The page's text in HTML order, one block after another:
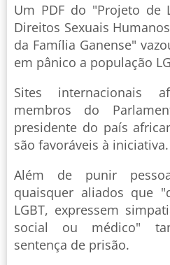
Um PDF do "Projeto de
Direitos Sexuais
da Família Ganense"
em pânico a população
Sites internacionais
membros do
presidente do país
são favoráveis à iniciativa.
Além de punir
quaisquer aliados que
LGBT, expressem
social ou médico"
sentença de prisão.